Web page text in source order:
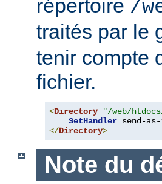
répertoire /
traités par le
tenir compte
fichier.
<Directory "/web/
SetHandler
</Directory>
Note du